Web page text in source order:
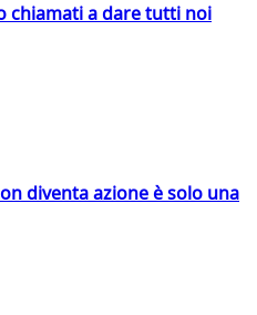
chiamati a dare tutti noi
diventa azione è solo una